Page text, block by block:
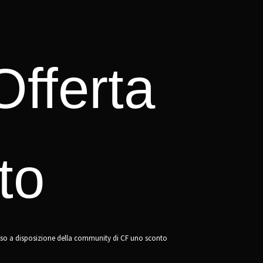
a disposizione della community di CF uno sconto